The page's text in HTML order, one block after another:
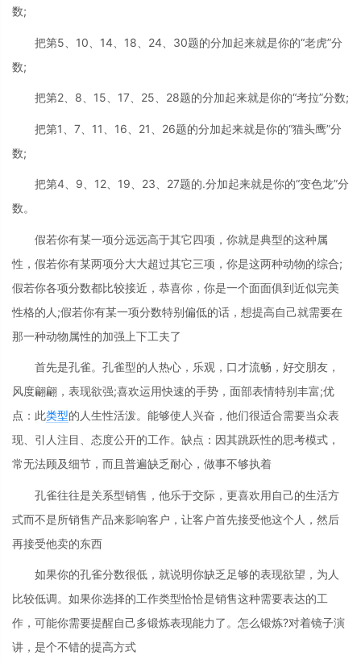
数;
把第5、10、14、18、24、30题的分加起来就是你的“老虎”分
数;
把第2、8、15、17、25、28题的分加起来就是你的“考拉”分数;
把第1、7、11、16、21、26题的分加起来就是你的“猫头鹰”分
数;
把第4、9、12、19、23、27题的.分加起来就是你的“变色龙”分
数。
假若你有某一项分远远高于其它四项，你就是典型的这种属
性，假若你有某两项分大大超过其它三项，你是这两种动物的综合;
假若你各项分数都比较接近，恭喜你，你是一个面面俱到近似完美
性格的人;假若你有某一项分数特别偏低的话，想提高自己就需要在
那一种动物属性的加强上下工夫了
首先是孔雀。孔雀型的人热心，乐观，口才流畅，好交朋友，
风度翩翩，表现欲强;喜欢运用快速的手势，面部表情特别丰富;优
点：此类型的人生性活泼。能够使人兴奋，他们很适合需要当众表
现、引人注目、态度公开的工作。缺点：因其跳跃性的思考模式，
常无法顾及细节，而且普遍缺乏耐心，做事不够执着
孔雀往往是关系型销售，他乐于交际，更喜欢用自己的生活方
式而不是所销售产品来影响客户，让客户首先接受他这个人，然后
再接受他卖的东西
如果你的孔雀分数很低，就说明你缺乏足够的表现欲望，为人
比较低调。如果你选择的工作类型恰恰是销售这种需要表达的工
作，可能你需要提醒自己多锻炼表现能力了。怎么锻炼?对着镜子演
讲，是个不错的提高方式